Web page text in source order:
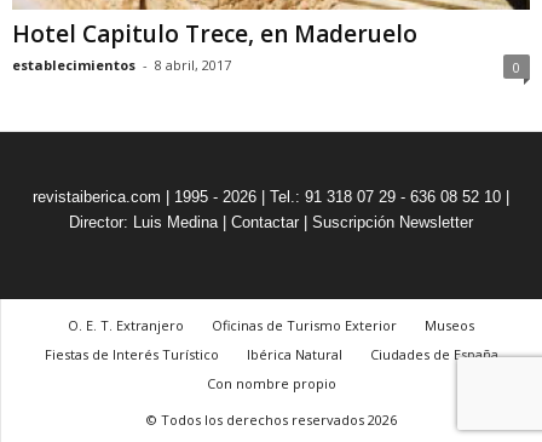
Hotel Capitulo Trece, en Maderuelo
establecimientos - 8 abril, 2017 0
revistaiberica.com | 1995 - 2026 | Tel.: 91 318 07 29 - 636 08 52 10 |
Director: Luis Medina| Contactar Suscripción Newsletter
O. E. T. Extranjero Oficinas de Turismo Exterior
Museos
Fiestas de Interés Turístico
Ibérica Natural
Ciudades de España
Con nombre propio
© Todos los derechos reservados 2026